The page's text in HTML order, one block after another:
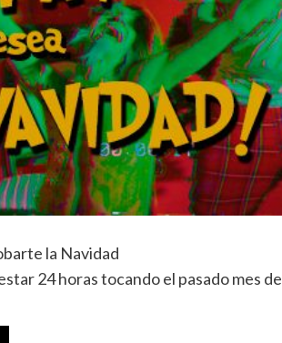
la Navidad
24 horas tocando el pasado mes de